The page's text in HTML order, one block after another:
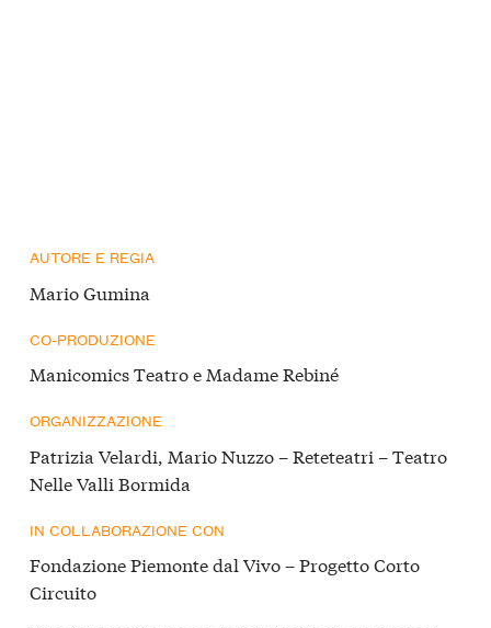
AUTORE E REGIA
Mario Gumina
CO-PRODUZIONE
Manicomics Teatro e Madame Rebiné
ORGANIZZAZIONE
Patrizia Velardi, Mario Nuzzo – Reteteatri – Teatro
Nelle Valli Bormida
IN COLLABORAZIONE CON
Fondazione Piemonte dal Vivo – Progetto Corto
Circuito